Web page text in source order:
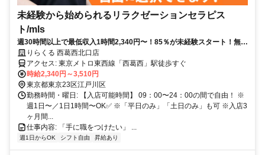
未経験から始められるリラクゼーションセラピス
ト/mls
週30時間以上で最低収入1時間2,340円〜！85％が未経験スタート！無料
トレで一生モノの技術を習得✅好きな時間に収入を得られます⏰【東京
都江戸川区西葛西】
りらくる 西葛西北口店
アクセス: 東京メトロ東西線「西葛西」駅徒歩すぐ
時給2,340円～3,510円
東京都東京23区江戸川区
勤務時間・曜日: 【入店可能時間】 09：00〜24：00の間で自由！ ※
週1日〜／1日1時間〜OK✅ ※「平日のみ」「土日のみ」も可 ※入店3
ヶ月間...
仕事内容: 「手に職をつけたい」 ...
週1日からOK シフト自由 昇給あり